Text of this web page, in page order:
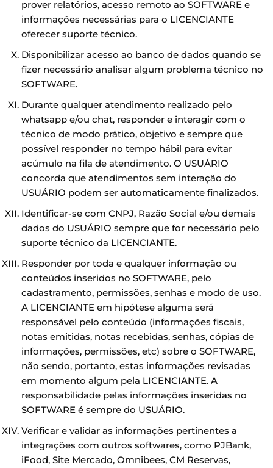
prover relatórios, acesso remoto ao SOFTWARE e
informações necessárias para o LICENCIANTE
oferecer suporte técnico.
Disponibilizar acesso ao banco de dados quando se
fizer necessário analisar algum problema técnico no
SOFTWARE.
Durante qualquer atendimento realizado pelo
whatsapp e/ou chat, responder e interagir com o
técnico de modo prático, objetivo e sempre que
possível responder no tempo hábil para evitar
acúmulo na fila de atendimento. O USUÁRIO
concorda que atendimentos sem interação do
USUÁRIO podem ser automaticamente finalizados.
Identificar-se com CNPJ, Razão Social e/ou demais
dados do USUÁRIO sempre que for necessário pelo
suporte técnico da LICENCIANTE.
Responder por toda e qualquer informação ou
conteúdos inseridos no SOFTWARE, pelo
cadastramento, permissões, senhas e modo de uso.
A LICENCIANTE em hipótese alguma será
responsável pelo conteúdo (informações fiscais,
notas emitidas, notas recebidas, senhas, cópias de
informações, permissões, etc) sobre o SOFTWARE,
não sendo, portanto, estas informações revisadas
em momento algum pela LICENCIANTE. A
responsabilidade pelas informações inseridas no
SOFTWARE é sempre do USUÁRIO.
Verificar e validar as informações pertinentes a
integrações com outros softwares, como PJBank,
iFood, Site Mercado, Omnibees, CM Reservas,